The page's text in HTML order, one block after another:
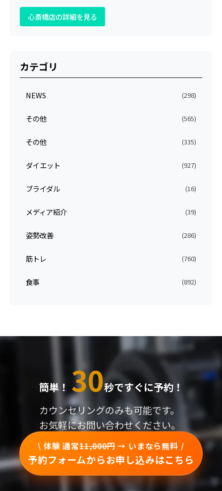
心斎橋店の詳細を見る
カテゴリ
NEWS (298)
その他 (565)
その他 (335)
ダイエット (927)
ブライダル (16)
メディア紹介 (39)
姿勢改善 (286)
筋トレ (760)
食事 (892)
簡単！ 30秒ですぐに予約！
カウンセリングのみも可能です。
お気軽にお問い合わせください。
\ 体験 通常11,000円→ いまなら無料 /
予約フォームからお申し込みはこちら